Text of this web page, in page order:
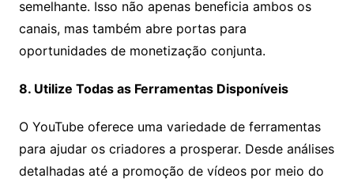
semelhante. Isso não apenas beneficia ambos os
canais, mas também abre portas para
oportunidades de monetização conjunta.
8. Utilize Todas as Ferramentas Disponíveis
O YouTube oferece uma variedade de ferramentas
para ajudar os criadores a prosperar. Desde análises
detalhadas até a promoção de vídeos por meio do